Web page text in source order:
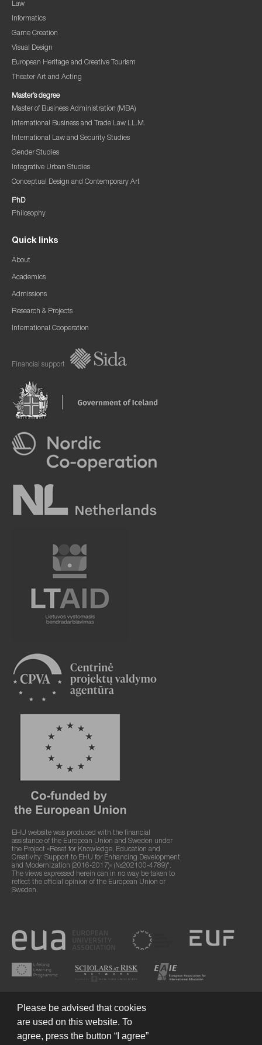
Law
Informatics
Game Creation
Visual Design
European Heritage and Creative Tourism
Theater Art and Acting
Master’s degree
Master of Business Administration (MBA)
International Business and Trade Law LL.M.
International Law and Security Studies
Gender Studies
Integrative Urban Studies
Conceptual Design and Contemporary Art
PhD
Philosophy
Quick links
About
Academics
Admissions
Research & Projects
International Cooperation
Financial support
EHU website was produced with the financial
assistance of the European Union and Sweden under
the Project «Reset for Knowledge, Education and
Creativity: Support to EHU for Enhancing Development
and Modernization (2016-2017)» (№202100-4789)".
The views expressed herein can in no way be taken to
reflect the official opinion of the European Union or
Sweden.
Please be advised that cookies
are used on this website. To
agree, press the button “I agree”